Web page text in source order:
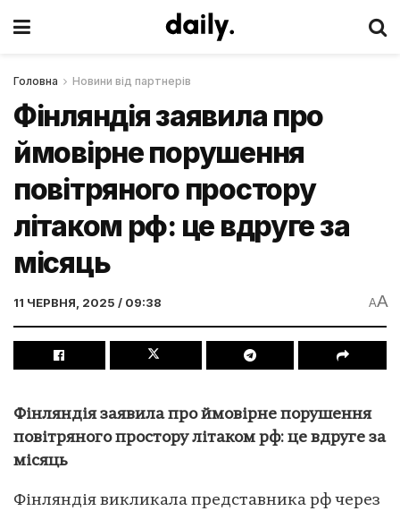
Головна Новини від партнерів
Фінляндія заявила про
ймовірне порушення
повітряного простору
літаком рф: це вдруге за
місяць
11 ЧЕРВНЯ, 2025 / 09:38 AA
Фінляндія заявила про ймовірне порушення
повітряного простору літаком рф: це вдруге за
місяць
Фінляндія викликала представника рф через